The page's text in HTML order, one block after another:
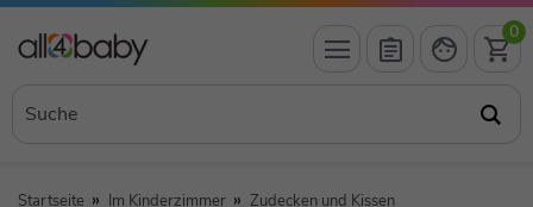
0
Startseite Im Kinderzimmer Zudecken und Kissen